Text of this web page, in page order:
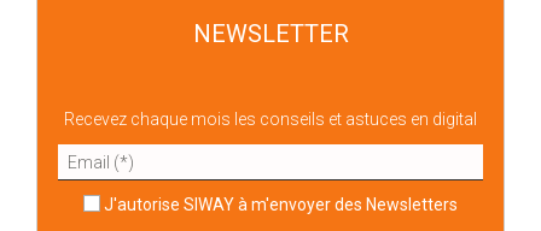
NEWSLETTER
Recevez chaque mois les conseils et astuces en digital
J'autorise SIWAY à m'envoyer des Newsletters